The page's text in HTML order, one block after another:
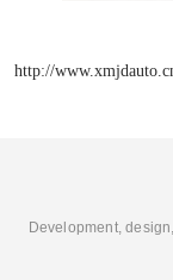
http://
Development,